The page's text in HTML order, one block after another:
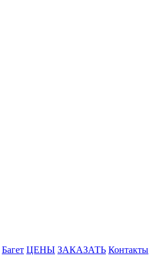
Багет ЦЕНЫ ЗАКАЗАТЬ Контакты